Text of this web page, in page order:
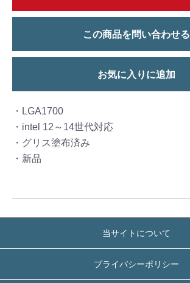
この商品を問い合わせる
お気に入りに追加
・LGA1700
・intel 12～14世代対応
・グリス塗布済み
・新品
当サイトについて
プライバシーポリシー